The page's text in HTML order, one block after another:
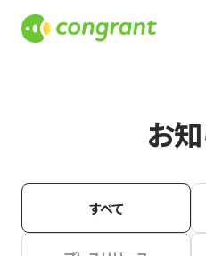
お
すべて